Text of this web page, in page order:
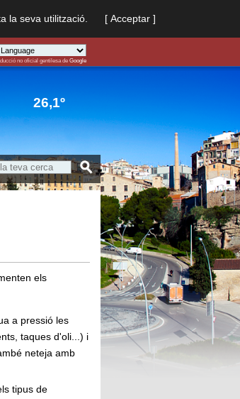
la seva utilització. [ Acceptar ]
Powered by
no oficial gentilesa de Google
26,1º
els
a pressió les
taques d'oli...) i
neteja amb
tipus de